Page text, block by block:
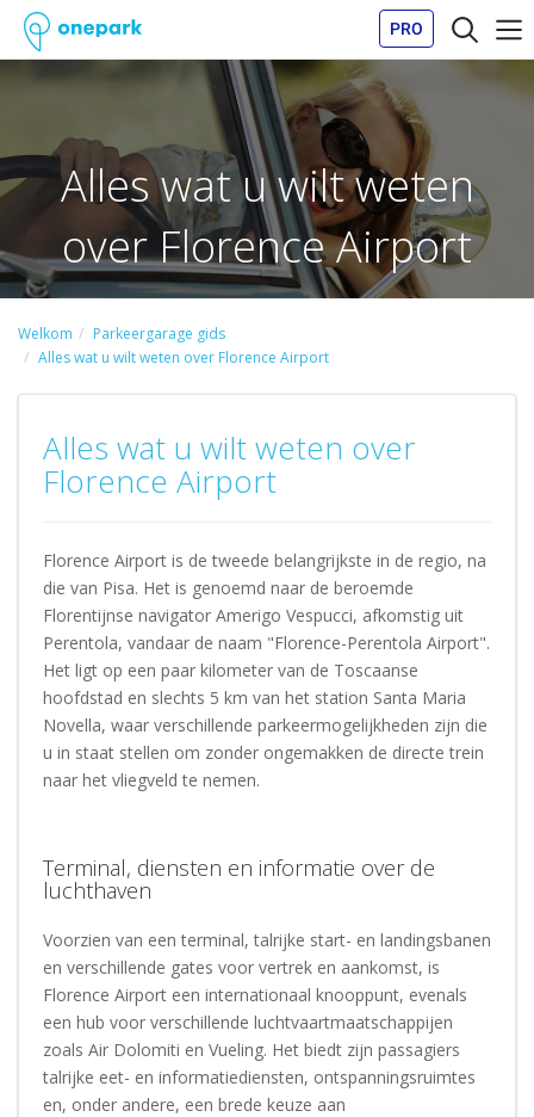
PRO
Alles wat u wilt weten
over Florence Airport
Welkom
Parkeergarage gids
Alles wat u wilt weten over Florence Airport
Alles wat u wilt weten over
Florence Airport
Florence Airport is de tweede belangrijkste in de regio, na
die van Pisa. Het is genoemd naar de beroemde
Florentijnse navigator Amerigo Vespucci, afkomstig uit
Perentola, vandaar de naam "Florence-Perentola Airport".
Het ligt op een paar kilometer van de Toscaanse
hoofdstad en slechts 5 km van het station Santa Maria
Novella, waar verschillende parkeermogelijkheden zijn die
u in staat stellen om zonder ongemakken de directe trein
naar het vliegveld te nemen.
Terminal, diensten en informatie over de
luchthaven
Voorzien van een terminal, talrijke start- en landingsbanen
en verschillende gates voor vertrek en aankomst, is
Florence Airport een internationaal knooppunt, evenals
een hub voor verschillende luchtvaartmaatschappijen
zoals Air Dolomiti en Vueling. Het biedt zijn passagiers
talrijke eet- en informatiediensten, ontspanningsruimtes
en, onder andere, een brede keuze aan